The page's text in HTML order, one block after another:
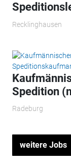
Recklinghausen
Spedition
Radeburg
weitere Jobs